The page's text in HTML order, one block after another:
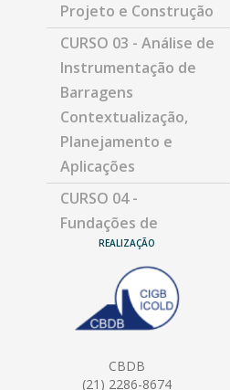
Projeto e Construção
CURSO 03 - Análise de
Instrumentação de
Barragens
Contextualização,
Planejamento e
Aplicações
CURSO 04 -
Fundações de
Barragens de
Concreto e Mecânica
das Rochas –
Aspectos Gerais
Risco Aplicada à
REALIZAÇÃO
CBDB
(21) 2286-8674